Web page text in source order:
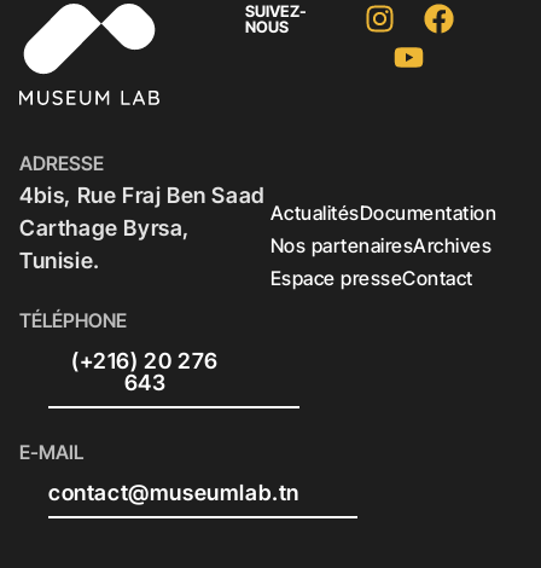
SUIVEZ-
NOUS
ADRESSE
4bis, Rue Fraj Ben Saad
Carthage Byrsa,
Tunisie.
TÉLÉPHONE
(+216) 20 276
643
E-MAIL
contact@museumlab.tn
ActualitésDocumentation
Nos partenairesArchives
Espace presseContact